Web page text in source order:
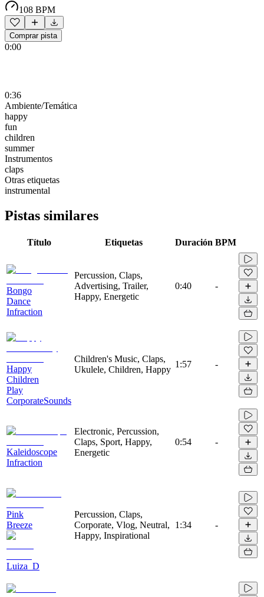
108 BPM
Comprar pista
0:00
0:36
Ambiente/Temática
happy
fun
children
summer
Instrumentos
claps
Otras etiquetas
instrumental
Pistas similares
Título Etiquetas Duración BPM
Bongo
Dance
Infraction
Percussion, Claps,
Advertising, Trailer,
Happy, Energetic
0:40 -
Happy
Children
Play
CorporateSounds
Children's Music, Claps,
Ukulele, Children, Happy
1:57 -
Kaleidoscope
Infraction
Electronic, Percussion,
Claps, Sport, Happy,
Energetic
0:54 -
Pink
Breeze
Luiza_D
Percussion, Claps,
Corporate, Vlog, Neutral,
Happy, Inspirational
1:34 -